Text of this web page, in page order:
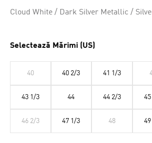
Cloud White / Dark Silver Metallic /
Selectează Mărimi (US)
40 40 2/3 41 1/3
43 1/3 44 44 2/3
46 2/3 47 1/3 48